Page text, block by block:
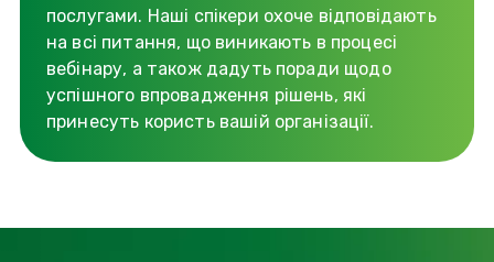
послугами. Наші спікери охоче відповідають
на всі питання, що виникають в процесі
вебінару, а також дадуть поради щодо
успішного впровадження рішень, які
принесуть користь вашій організації.